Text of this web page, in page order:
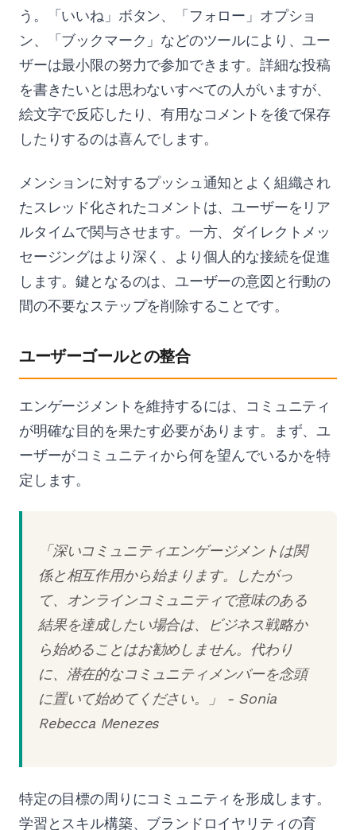
う。「いいね」ボタン、「フォロー」オプショ
ン、「ブックマーク」などのツールにより、ユー
ザーは最小限の努力で参加できます。詳細な投稿
を書きたいとは思わないすべての人がいますが、
絵文字で反応したり、有用なコメントを後で保存
したりするのは喜んでします。
メンションに対するプッシュ通知とよく組織され
たスレッド化されたコメントは、ユーザーをリア
ルタイムで関与させます。一方、ダイレクトメッ
セージングはより深く、より個人的な接続を促進
します。鍵となるのは、ユーザーの意図と行動の
間の不要なステップを削除することです。
ユーザーゴールとの整合
エンゲージメントを維持するには、コミュニティ
が明確な目的を果たす必要があります。まず、ユ
ーザーがコミュニティから何を望んでいるかを特
定します。
「深いコミュニティエンゲージメントは関
係と相互作用から始まります。したがっ
て、オンラインコミュニティで意味のある
結果を達成したい場合は、ビジネス戦略か
ら始めることはお勧めしません。代わり
に、潜在的なコミュニティメンバーを念頭
に置いて始めてください。」 - Sonia
Rebecca Menezes
特定の目標の周りにコミュニティを形成します。
学習とスキル構築、ブランドロイヤリティの育